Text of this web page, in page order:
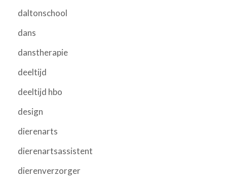
daltonschool
dans
danstherapie
deeltijd
deeltijd hbo
design
dierenarts
dierenartsassistent
dierenverzorger